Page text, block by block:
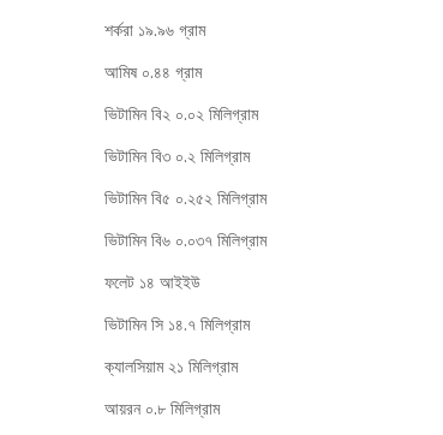
শর্করা ১৯.৯৬ গ্রাম
আমিষ ০.৪৪ গ্রাম
ভিটামিন বি২ ০.০২ মিলিগ্রাম
ভিটামিন বি৩ ০.২ মিলিগ্রাম
ভিটামিন বি৫ ০.২৫২ মিলিগ্রাম
ভিটামিন বি৬ ০.০৩৭ মিলিগ্রাম
ফলেট ১৪ আইইউ
ভিটামিন সি ১৪.৭ মিলিগ্রাম
ক্যালসিয়াম ২১ মিলিগ্রাম
আয়রন ০.৮ মিলিগ্রাম